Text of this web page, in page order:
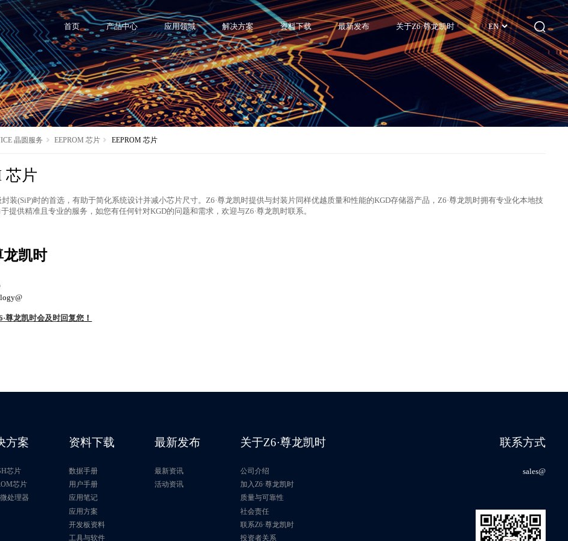
首页 产品中心 应用领域 解决方案 资料下载 最新发布 关于Z6·尊龙凯时 EN
晶圆服务 EEPROM 芯片 EEPROM 芯片
芯片
装(SiP)时的首选，有助于简化系统设计并减小芯片尺寸。Z6·尊龙凯时提供与封装片同样优越质量和性能的KGD存储器产品，Z6·尊龙凯时拥有专业化本地技
提供精准且专业的服务，如您有任何针对KGD的问题和需求，欢迎与Z6·尊龙凯时联系。
龙凯时
尊龙凯时会及时回复您 ！
方案
芯片
芯片
处理器
资料下载
数据手册
用户手册
应用笔记
应用方案
开发板资料
工具与软件
最新发布
最新资讯
活动资讯
关于Z6·尊龙凯时
公司介绍
加入Z6·尊龙凯时
质量与可靠性
社会责任
联系Z6·尊龙凯时
投资者关系
联系方式
sales@